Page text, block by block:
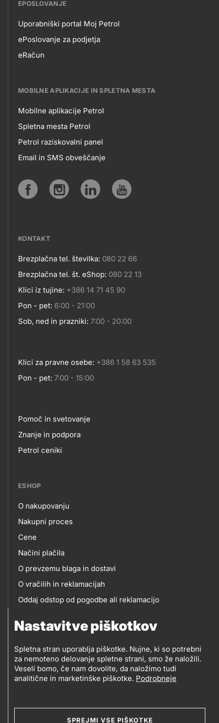
Nastavitve piškotkov
Spletna stran uporablja piškotke. Nujne, ki so potrebni
za nemoteno delovanje spletne strani, smo že naložili.
Veseli bomo, če nam dovolite, da naložimo tudi
analitične in marketinške piškotke. Podrobneje
SPREJMI VSE PIŠKOTKE
EPOSLOVANJE
EPOSLOVANJE
Uporabniški portal Moj Petrol
ePoslovanje za podjetja
eRačun
MOBILNE APLIKACIJE IN SPLETNA MESTA
MOBILNE
APLIKACIJE
SPLETNA
Mobilne aplikacije Petrol
Spletna mesta Petrol
Petrol raziskovalni panel
Email in SMS obveščanje
KONTAKT
Kontakt
Brezplačna tel. številka: 080 22 66
Brezplačna tel. št. eShop: 080 22 13
Klici iz tujine: +386 14 71 45 90
Pon - pet: 6:00 - 21:00
Sob, ned in prazniki: 7:00 - 20:00
Klici za pravne osebe: +386 1 58 63 535
Pon - pet: 7:00 - 15:00
Footer
links
Pomoč in svetovanje
Znanje in podpora
Petrol ceniki
ESHOP
eshop
O nakupovanju
Nakupni proces
Cene
Načini plačila
O prevzemu blaga in dostavi
O vračilih in reklamacijah
Oddaj odstop od pogodbe ali reklamacijo
(OEEO)
Varstvo zasebnosti in osebnih podatkov